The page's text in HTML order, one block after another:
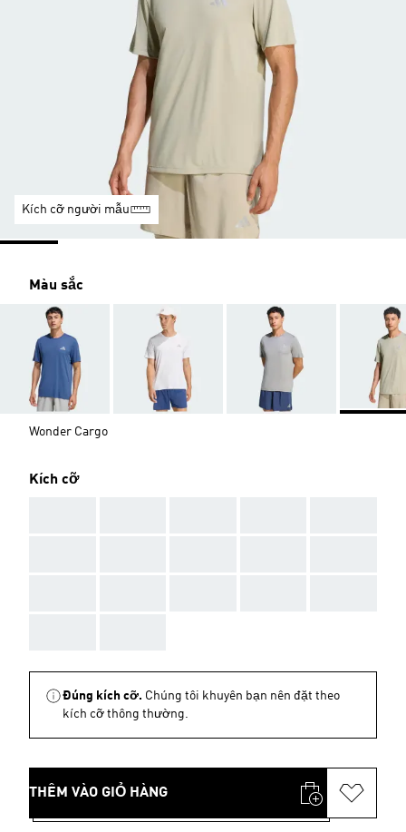
Kích cỡ người mẫu
Màu sắc
Wonder Cargo
Kích cỡ
Đúng kích cỡ. Chúng tôi khuyên bạn nên đặt theo
kích cỡ thông thường.
THÊM VÀO GIỎ HÀNG